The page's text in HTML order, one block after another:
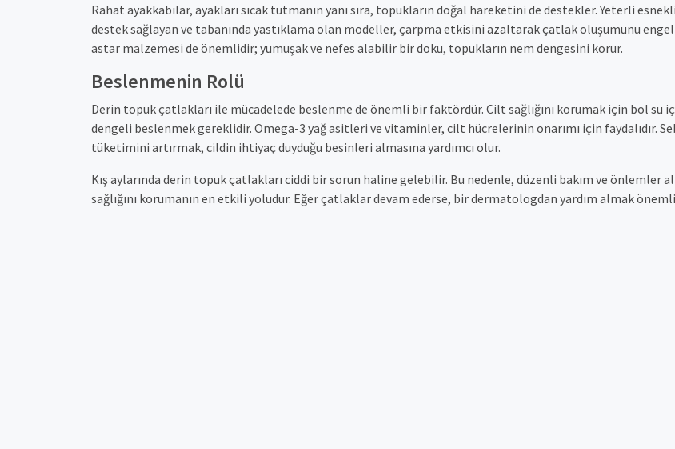
Rahat ayakkabılar, ayakları sıcak tutmanın yanı sıra, topukların doğal hareketini de destekler. Yeterli
destek sağlayan ve tabanında yastıklama olan modeller, çarpma etkisini azaltarak çatlak oluşumunu
astar malzemesi de önemlidir; yumuşak ve nefes alabilir bir doku, topukların nem dengesini korur.
Beslenmenin Rolü
Derin topuk çatlakları ile mücadelede beslenme de önemli bir faktördür. Cilt sağlığını korumak için bol su
dengeli beslenmek gereklidir. Omega-3 yağ asitleri ve vitaminler, cilt hücrelerinin onarımı için faydalıdır.
tüketimini artırmak, cildin ihtiyaç duyduğu besinleri almasına yardımcı olur.
Kış aylarında derin topuk çatlakları ciddi bir sorun haline gelebilir. Bu nedenle, düzenli bakım ve önlemler
sağlığını korumanın en etkili yoludur. Eğer çatlaklar devam ederse, bir dermatologdan yardım almak